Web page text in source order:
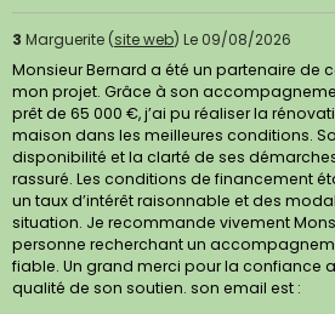
3 Marguerite (site web) Le 09/08/2026
Monsieur Bernard a été un partenaire de
mon projet. Grâce à son
prêt de 65 000 €, j’ai pu réaliser la
maison dans les meilleures conditions.
disponibilité et la clarté de ses
rassuré. Les conditions de financement
un taux d’intérêt raisonnable et des
situation. Je recommande vivement
personne recherchant un
fiable. Un grand merci pour la confiance
qualité de son soutien. son email est :